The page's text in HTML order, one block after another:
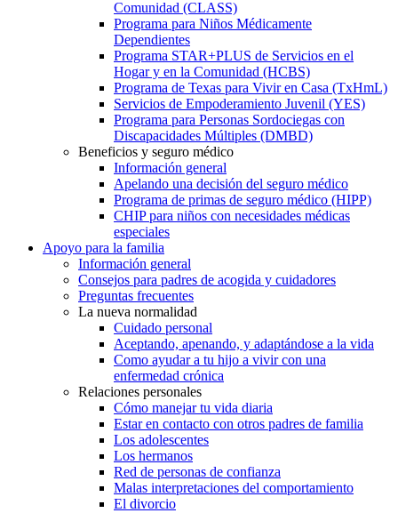
Comunidad (CLASS)
Programa para Niños Médicamente
Dependientes
Programa STAR+PLUS de Servicios en el
Hogar y en la Comunidad (HCBS)
Programa de Texas para Vivir en Casa (TxHmL)
Servicios de Empoderamiento Juvenil (YES)
Programa para Personas Sordociegas con
Discapacidades Múltiples (DMBD)
Beneficios y seguro médico
Información general
Apelando una decisión del seguro médico
Programa de primas de seguro médico (HIPP)
CHIP para niños con necesidades médicas
especiales
Apoyo para la familia
Información general
Consejos para padres de acogida y cuidadores
Preguntas frecuentes
La nueva normalidad
Cuidado personal
Aceptando, apenando, y adaptándose a la vida
Como ayudar a tu hijo a vivir con una
enfermedad crónica
Relaciones personales
Cómo manejar tu vida diaria
Estar en contacto con otros padres de familia
Los adolescentes
Los hermanos
Red de personas de confianza
Malas interpretaciones del comportamiento
El divorcio